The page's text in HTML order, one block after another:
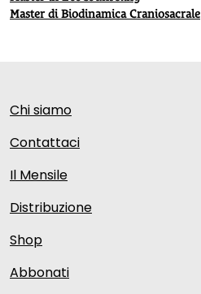
Master di Biodinamica Craniosacrale
Chi siamo
Contattaci
Il Mensile
Distribuzione
Shop
Abbonati